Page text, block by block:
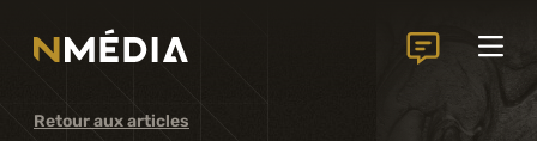
Services
Services principaux
Retour aux articles